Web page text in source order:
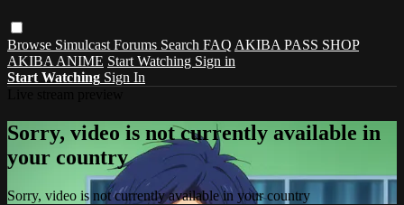
Browse Simulcast Forums Search FAQ AKIBA PASS SHOP
AKIBA ANIME Start Watching Sign in
Start Watching Sign In
Sorry, video is not currently available in
your country
Sorry, video is not currently available in your country